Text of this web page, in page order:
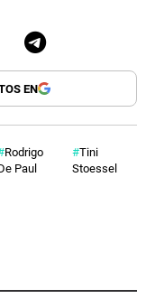
EN
Rodrigo
Paul
Tini
Stoessel